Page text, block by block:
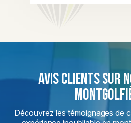
AVIS CLIENTS SUR
Découvrez les témoignages de